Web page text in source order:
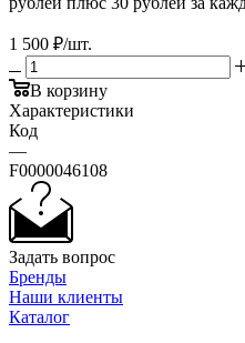
1 500 ₽/шт.
В корзину
Характеристики
Код
—
F0000046108
Задать вопрос
Бренды
Наши клиенты
Каталог